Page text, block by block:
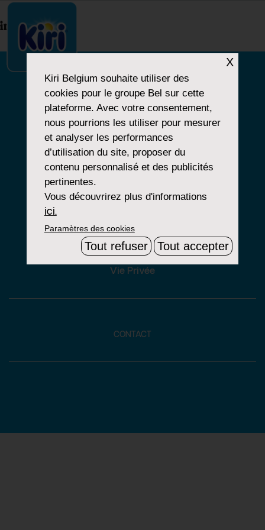
index.php
NOTRE HISTOIRE
NOS PRODUITS
NOS ENGAGEMENTS
Mentions Légales
Groupe Bel
Vie Privée
CONTACT
X
Kiri Belgium souhaite utiliser des
cookies pour le groupe Bel sur cette
plateforme. Avec votre consentement,
nous pourrions les utiliser pour mesurer
et analyser les performances
d’utilisation du site, proposer du
contenu personnalisé et des publicités
pertinentes.
Vous découvrirez plus d'informations
ici.
Paramètres des cookies
Tout refuser Tout accepter